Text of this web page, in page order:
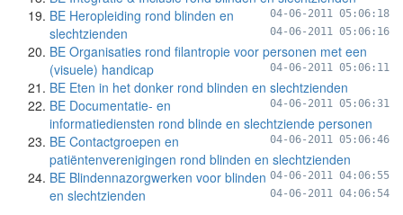
04-06-2011 05:06:18
BE Heropleiding rond blinden en
slechtzienden
04-06-2011 05:06:16
BE Organisaties rond filantropie voor personen met een
(visuele) handicap
04-06-2011 05:06:11
BE Eten in het donker rond blinden en slechtzienden
04-06-2011 05:06:31
BE Documentatie- en
informatiediensten rond blinde en slechtziende personen
04-06-2011 05:06:46
BE Contactgroepen en
patiëntenverenigingen rond blinden en slechtzienden
04-06-2011 04:06:55
BE Blindennazorgwerken voor blinden
en slechtzienden
04-06-2011 04:06:54